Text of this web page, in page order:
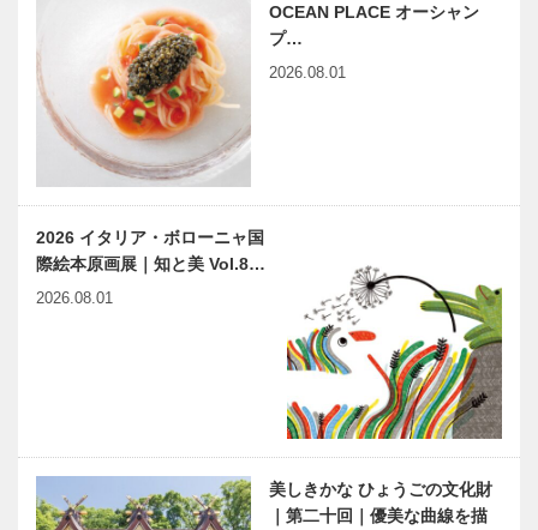
OCEAN PLACE オーシャン
プ…
2026.08.01
2026 イタリア・ボローニャ国
際絵本原画展｜知と美 Vol.8…
2026.08.01
美しきかな ひょうごの文化財
｜第二十回｜優美な曲線を描